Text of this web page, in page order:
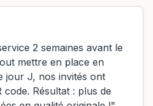
2 semaines avant le
mettre en place en
jour J, nos invités ont
Résultat : plus de